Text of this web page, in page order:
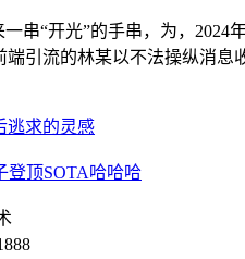
“开光”的手串，为，2024
端引流的林某以不法操纵消
逃求的灵感
登顶SOTA哈哈哈